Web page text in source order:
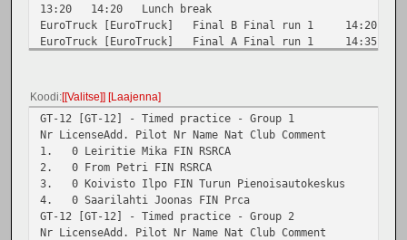
13:20
14:20
Lunch break
EuroTruck [EuroTruck]
Final B Final run 1 14:20
EuroTruck [EuroTruck]
Final A Final run 1 14:35
EuroTruck [EuroTruck]
M-Touring [M-Touring]
Final A Final run 2 15:50
EuroTruck [EuroTruck]
Final B Final run 3
EuroTruck [EuroTruck]
Final A Final run 3
M-Touring [M-Touring]
Final A
Koodi [Valitse] Laajenna
GT-12 [GT-12] - Timed practice - Group 1
Nr LicenseAdd. Pilot Nr Name Nat Club Comment
1. 0 Leiritie Mika FIN RSRCA
2. 0 From Petri FIN RSRCA
3. 0 Koivisto Ilpo FIN Turun Pienoisautokeskus
4. 0 Saarilahti Joonas FIN Prca
GT-12 [GT-12] - Timed practice - Group 2
Nr LicenseAdd. Pilot Nr Name Nat Club Comment